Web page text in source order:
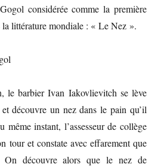
considérée comme la première
la littérature mondiale : « Le Nez ».
le barbier Ivan Iakovlievitch se lève
et découvre un nez dans le pain qu’il
même instant, l’assesseur de collège
tour et constate avec effarement que
découvre alors que le nez de